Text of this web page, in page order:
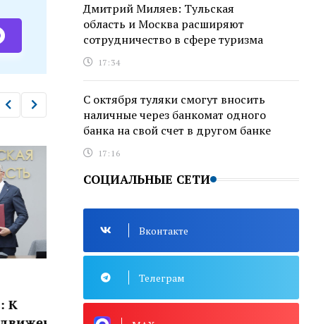
Дмитрий Миляев: Тульская
Дмитрий Миляев: Тульская
область и Москва расширяют
сотрудничество в сфере туризма
17:34
С октября туляки смогут вносить
наличные через банкомат одного
банка на свой счет в другом банке
17:16
СОЦИАЛЬНЫЕ СЕТИ
Вконтакте
Телеграм